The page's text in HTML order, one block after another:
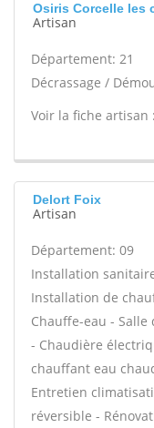
Osiris Corcelle les
Artisan
Département: 21
Décrassage /
Voir la fiche artisan :
Delort Foix
Artisan
Département: 09
Installation
Installation de
Chauffe-eau -
- Chaudière
chauffant eau
Entretien
réversible -